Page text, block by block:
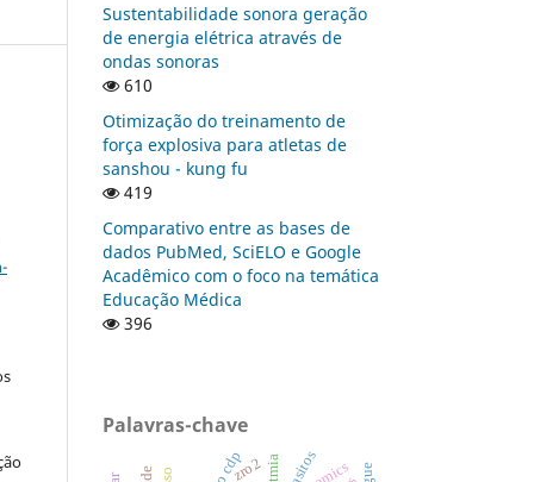
Sustentabilidade sonora geração
de energia elétrica através de
ondas sonoras
610
Otimização do treinamento de
força explosiva para atletas de
sanshou - kung fu
419
Comparativo entre as bases de
dados PubMed, SciELO e Google
Acadêmico com o foco na temática
Educação Médica
396
Palavras-chave
zro2